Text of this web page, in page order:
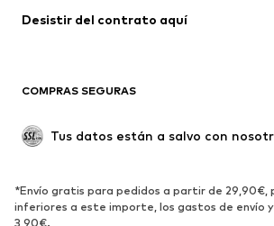
Abrigos
Tallas grandes
Reciclado
ZAPATOS
Nuevo
Desistir del contrato aquí
COMPRAS SEGURAS
Tus datos están a salvo con
*Envío gratis para pedidos a partir de 29,90€,
inferiores a este importe, los gastos de envío y
3,90€.